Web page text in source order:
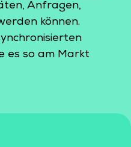
Anfragen,
können.
es so am Markt